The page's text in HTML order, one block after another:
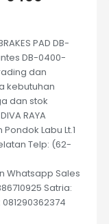
PAD DB-
DB-0400-
dan
kebutuhan
dan stok
RAYA
Pondok Labu Lt.1
Telp: (62-
Whatsapp Sales
Satria:
081290362374